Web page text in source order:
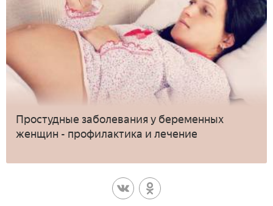
Простудные заболевания у беременных
женщин - профилактика и лечение